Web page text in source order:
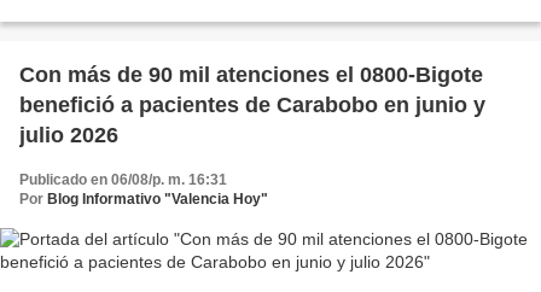
Con más de 90 mil atenciones el 0800-Bigote
benefició a pacientes de Carabobo en junio y
julio 2026
Publicado en 06/08/p. m. 16:31
Por Blog Informativo "Valencia Hoy"